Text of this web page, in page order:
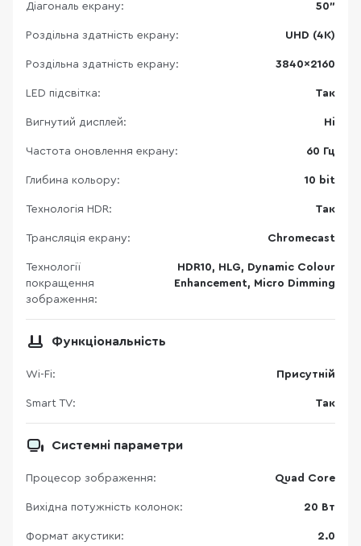
Діагональ екрану: 50"
Роздільна здатність екрану: UHD (4K)
Роздільна здатність екрану: 3840×2160
LED підсвітка: Так
Вигнутий дисплей: Ні
Частота оновлення екрану: 60 Гц
Глибина кольору: 10 bit
Технологія HDR: Так
Трансляція екрану: Chromecast
Технології
покращення
зображення:
HDR10, HLG, Dynamic Colour
Enhancement, Micro Dimming
Функціональність
Wi-Fi: Присутній
Smart TV: Так
Системні параметри
Процесор зображення: Quad Core
Вихідна потужність колонок: 20 Вт
Формат акустики: 2.0